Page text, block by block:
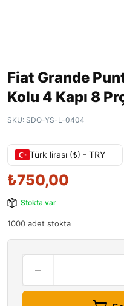
Fiat Grande
Kolu 4 Kapı 8
SKU: SDO-YS-L-0404
Türk lirası (₺) - TRY
₺750,00
Stokta var
1000 adet stokta